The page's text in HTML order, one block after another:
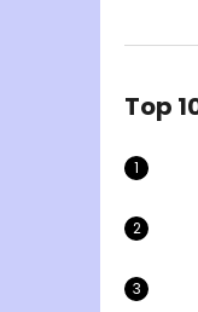
Top